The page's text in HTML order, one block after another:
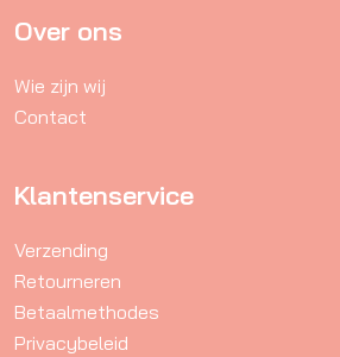
Over ons
Wie zijn wij
Contact
Klantenservice
Verzending
Retourneren
Betaalmethodes
Privacybeleid